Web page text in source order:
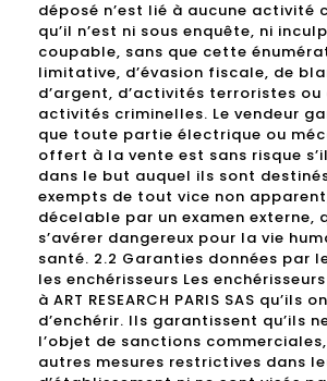
déposé n’est lié à aucune activité
qu’il n’est ni sous enquête, ni
coupable, sans que cette
limitative, d’évasion fiscale, de
d’argent, d’activités terroristes ou
activités criminelles. Le vendeur
que toute partie électrique ou
offert à la vente est sans risque
dans le but auquel ils sont
exempts de tout vice non
décelable par un examen externe,
s’avérer dangereux pour la vie
santé. 2.2 Garanties données par
les enchérisseurs Les
à ART RESEARCH PARIS SAS
d’enchérir. Ils garantissent qu’ils
l’objet de sanctions
autres mesures restrictives dans